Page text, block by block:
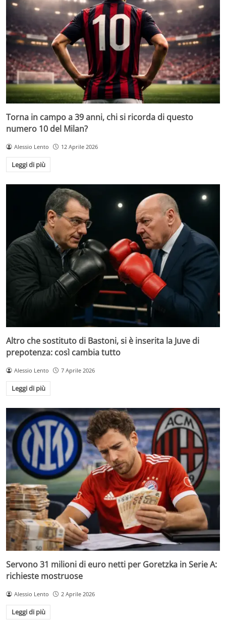
Torna in campo a 39 anni, chi si ricorda di questo
numero 10 del Milan?
Alessio Lento 12 Aprile 2026
Leggi di più
Altro che sostituto di Bastoni, si è inserita la Juve di
prepotenza: così cambia tutto
Alessio Lento 7 Aprile 2026
Leggi di più
Servono 31 milioni di euro netti per Goretzka in Serie A:
richieste mostruose
Alessio Lento 2 Aprile 2026
Leggi di più